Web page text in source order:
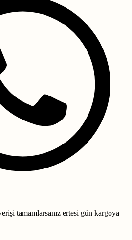
tamamlarsanız ertesi gün kargoya